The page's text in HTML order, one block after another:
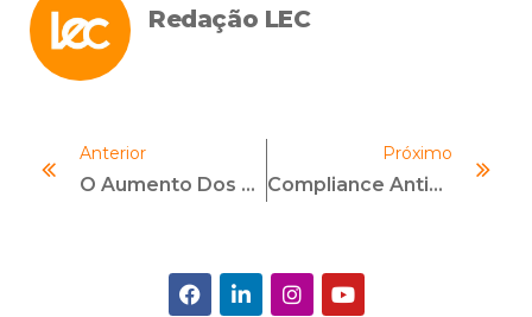
Redação LEC
Anterior
O Aumento Dos Casos De Estelionato E Medidas A Serem Adotadas Por Suas Vítimas
Próximo
Compliance Anticorrupção Em Megaeventos Esportivos